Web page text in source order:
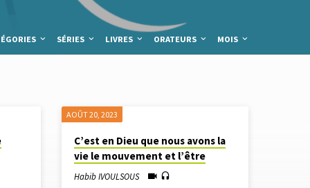
SÉRIES LIVRES ORATEURS MOIS
AOÛT 20, 2023
C’est en Dieu que nous avons la
vie le mouvement et l’être
Habib IVOULSOUS